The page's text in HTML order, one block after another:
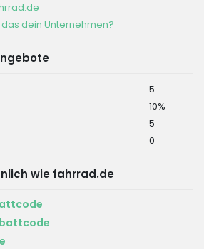
das dein Unternehmen?
5
10%
5
0
wie fahrrad.de